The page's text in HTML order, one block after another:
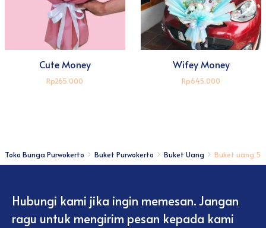
Cute Money
Rp265.000
Wifey Money
Rp645.000
Toko Bunga Purwokerto Buket Purwokerto Buket Uang Buket uang
Hubungi kami jika ingin memesan. Jangan
ragu untuk mengirim pesan kepada kami